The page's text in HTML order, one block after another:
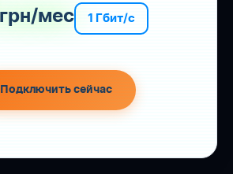
грн/мес 1 Гбит/с
Подключить сейчас